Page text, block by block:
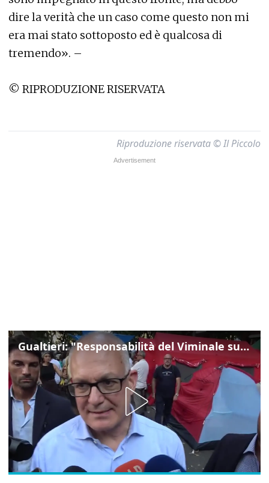
dire la verità che un caso come questo non mi
era mai stato sottoposto ed è qualcosa di
tremendo». –
© RIPRODUZIONE RISERVATA
Riproduzione riservata © Il Piccolo
Gualtieri: "Responsabilità del Viminale su Spin Time? La posizione dei partiti è nota"